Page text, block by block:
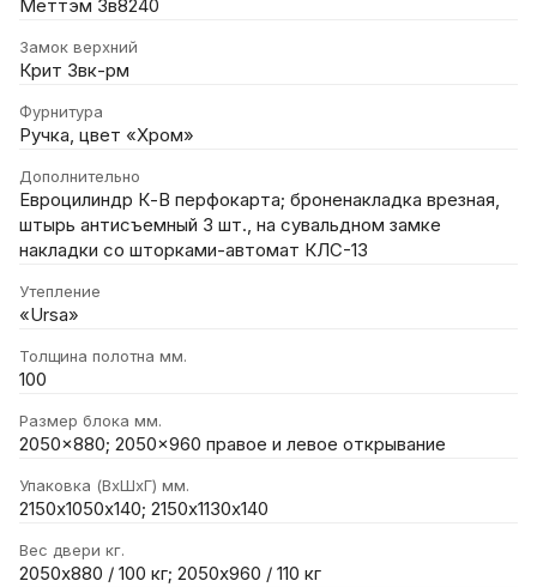
Меттэм 3в8240
Замок верхний
Крит 3вк-рм
Фурнитура
Ручка, цвет «Хром»
Дополнительно
Евроцилиндр К-В перфокарта; броненакладка врезная,
штырь антисъемный 3 шт., на сувальдном замке
накладки со шторками-автомат КЛС-13
Утепление
«Ursa»
Толщина полотна мм.
100
Размер блока мм.
2050x880; 2050x960 правое и левое открывание
Упаковка (ВхШхГ) мм.
2150х1050х140; 2150х1130х140
Вес двери кг.
2050х880 / 100 кг; 2050х960 / 110 кг